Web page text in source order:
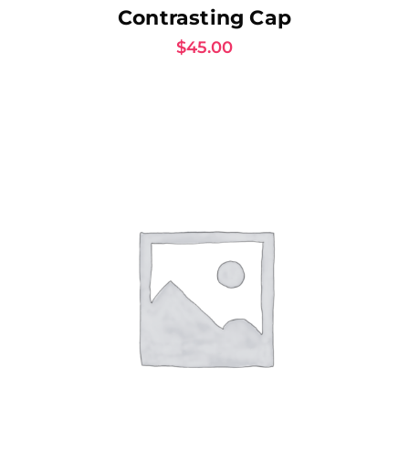
Contrasting Cap
$45.00